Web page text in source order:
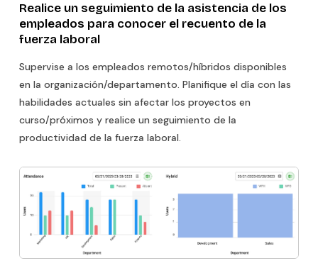
Realice un seguimiento de la asistencia de los
empleados para conocer el recuento de la
fuerza laboral
Supervise a los empleados remotos/híbridos disponibles
en la organización/departamento. Planifique el día con las
habilidades actuales sin afectar los proyectos en
curso/próximos y realice un seguimiento de la
productividad de la fuerza laboral.